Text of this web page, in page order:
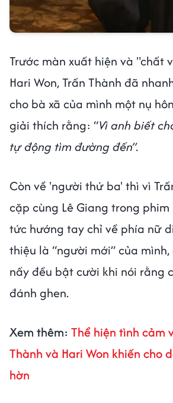
Trước màn xuất hiện và "chất
Hari Won, Trấn Thành đã
cho bà xã của mình một nụ
giải thích rằng: “Vì anh biết
tự động tìm đường đến”.
Còn về 'người thứ ba' thì vì
cặp cùng Lê Giang trong
tức hướng tay chỉ về phía nữ
thiệu là “người mới” của
nấy đều bật cười khi nói rằng
đánh ghen.
Xem thêm: Thể hiện tình cảm
Thành và Hari Won khiến cho
hờn